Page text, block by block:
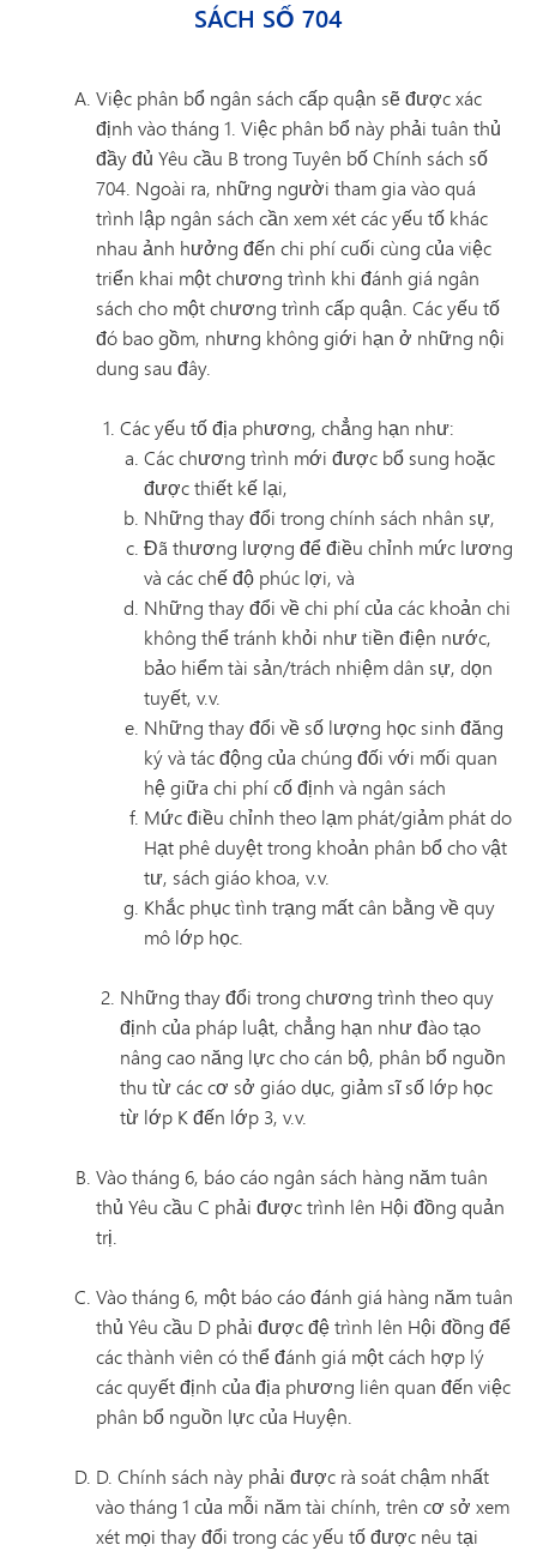
SÁCH SỐ 704
Việc phân bổ ngân sách cấp quận sẽ được xác
định vào tháng 1. Việc phân bổ này phải tuân thủ
đầy đủ Yêu cầu B trong Tuyên bố Chính sách số
704. Ngoài ra, những người tham gia vào quá
trình lập ngân sách cần xem xét các yếu tố khác
nhau ảnh hưởng đến chi phí cuối cùng của việc
triển khai một chương trình khi đánh giá ngân
sách cho một chương trình cấp quận. Các yếu tố
đó bao gồm, nhưng không giới hạn ở những nội
dung sau đây.
Các yếu tố địa phương, chẳng hạn như:
Các chương trình mới được bổ sung hoặc
được thiết kế lại,
Những thay đổi trong chính sách nhân sự,
Đã thương lượng để điều chỉnh mức lương
và các chế độ phúc lợi, và
Những thay đổi về chi phí của các khoản chi
không thể tránh khỏi như tiền điện nước,
bảo hiểm tài sản/trách nhiệm dân sự, dọn
tuyết, v.v.
Những thay đổi về số lượng học sinh đăng
ký và tác động của chúng đối với mối quan
hệ giữa chi phí cố định và ngân sách
Mức điều chỉnh theo lạm phát/giảm phát do
Hạt phê duyệt trong khoản phân bổ cho vật
tư, sách giáo khoa, v.v.
Khắc phục tình trạng mất cân bằng về quy
mô lớp học.
Những thay đổi trong chương trình theo quy
định của pháp luật, chẳng hạn như đào tạo
nâng cao năng lực cho cán bộ, phân bổ nguồn
thu từ các cơ sở giáo dục, giảm sĩ số lớp học
từ lớp K đến lớp 3, v.v.
Vào tháng 6, báo cáo ngân sách hàng năm tuân
thủ Yêu cầu C phải được trình lên Hội đồng quản
trị.
Vào tháng 6, một báo cáo đánh giá hàng năm tuân
thủ Yêu cầu D phải được đệ trình lên Hội đồng để
các thành viên có thể đánh giá một cách hợp lý
các quyết định của địa phương liên quan đến việc
phân bổ nguồn lực của Huyện.
D. Chính sách này phải được rà soát chậm nhất
vào tháng 1 của mỗi năm tài chính, trên cơ sở xem
xét mọi thay đổi trong các yếu tố được nêu tại